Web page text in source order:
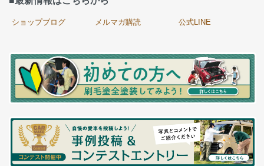
ショップブログ メルマガ購読 公式LINE